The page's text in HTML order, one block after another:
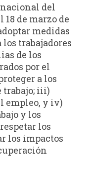
del
de marzo de
medidas
trabajadores
de los
por el
a los
trabajo; iii)
empleo, y iv)
y los
los
los impactos